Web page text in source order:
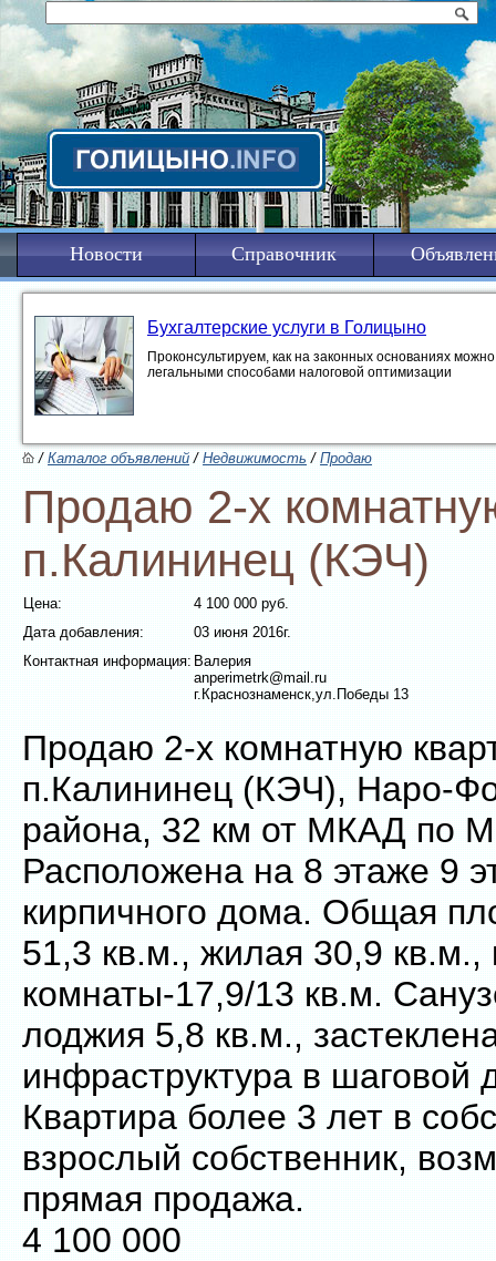
Новости Справочник
Бухгалтерские услуги в Голицыно
Проконсультируем, как на законных основаниях
легальными способами налоговой оптимизации
/Каталог объявлений/Недвижимость/Продаю
Продаю 2-х
п.Калининец (КЭЧ)
Цена:
4 100 000 руб.
Дата добавления:
03 июня 2016г.
Контактная информация: Валерия
anperimetrk@mail.ru
г.Краснознаменск,ул.Победы 13
Продаю 2-х комнатную
п.Калининец (КЭЧ), Наро-
района, 32 км от МКАД по
Расположена на 8 этаже 9
кирпичного дома. Общая
51,3 кв.м., жилая 30,9 кв.м.,
комнаты-17,9/13 кв.м.
лоджия 5,8 кв.м.,
инфраструктура в шаговой
Квартира более 3 лет в
взрослый собственник,
прямая продажа.
4 100 000